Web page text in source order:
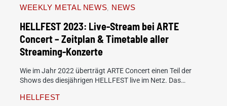
WEEKLY METAL NEWS NEWS
HELLFEST 2023: Live-Stream bei ARTE
Concert – Zeitplan & Timetable aller
Streaming-Konzerte
Wie im Jahr 2022 überträgt ARTE Concert einen Teil der
Shows des diesjährigen HELLFEST live im Netz. Das…
HELLFEST